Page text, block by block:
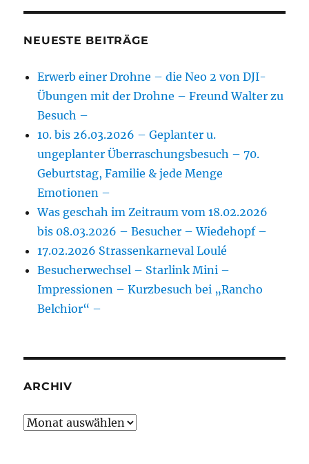
NEUESTE BEITRÄGE
Erwerb einer Drohne – die Neo 2 von DJI-
Übungen mit der Drohne – Freund Walter zu
Besuch –
10. bis 26.03.2026 – Geplanter u.
ungeplanter Überraschungsbesuch – 70.
Geburtstag, Familie & jede Menge
Emotionen –
Was geschah im Zeitraum vom 18.02.2026
bis 08.03.2026 – Besucher – Wiedehopf –
17.02.2026 Strassenkarneval Loulé
Besucherwechsel – Starlink Mini –
Impressionen – Kurzbesuch bei „Rancho
Belchior“ –
ARCHIV
Archiv